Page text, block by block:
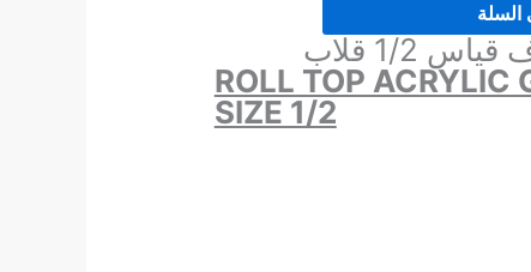
السلة
1/2 قلاب
ROLL TOP ACRYLIC
SIZE 1/2